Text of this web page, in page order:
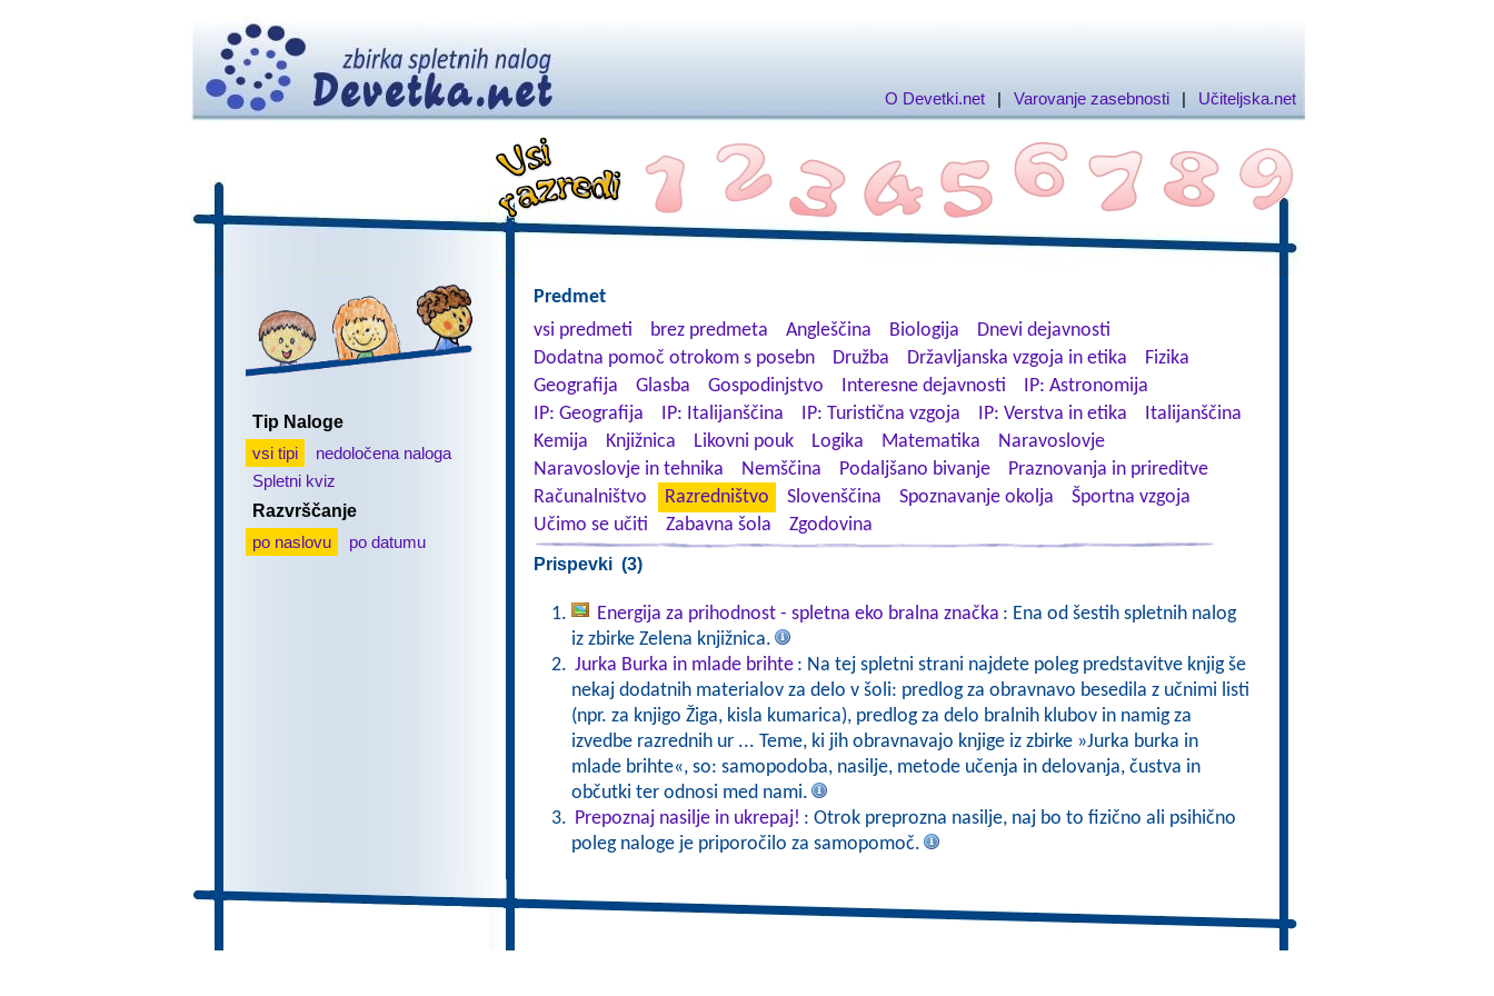
O Devetki.net | Varovanje zasebnosti | Učiteljska.net
Tip Naloge
vsi tipi
nedoločena naloga
Spletni kviz
Razvrščanje
po naslovu
po datumu
Predmet
vsi predmeti
brez predmeta Angleščina Biologija
Dnevi dejavnosti
Dodatna pomoč otrokom s posebn
Družba Državljanska vzgoja in etika
Fizika
Geografija
Glasba Gospodinjstvo Interesne dejavnosti
IP: Astronomija
IP: Geografija
IP: Italijanščina IP: Turistična vzgoja IP: Verstva in etika
Italijanščina
Kemija
Knjižnica Likovni pouk Logika Matematika
Naravoslovje
Naravoslovje in tehnika
Nemščina Podaljšano bivanje
Praznovanja in prireditve
Računalništvo
Razredništvo Slovenščina Spoznavanje okolja
Športna vzgoja
Učimo se učiti
Zabavna šola Zgodovina
Prispevki (3)
Energija za prihodnost - spletna eko bralna značka : Ena od šestih spletnih nalog
iz zbirke Zelena knjižnica.
Jurka Burka in mlade brihte : Na tej spletni strani najdete poleg predstavitve knjig še
nekaj dodatnih materialov za delo v šoli: predlog za obravnavo besedila z učnimi listi
(npr. za knjigo Žiga, kisla kumarica), predlog za delo bralnih klubov in namig za
izvedbe razrednih ur ... Teme, ki jih obravnavajo knjige iz zbirke »Jurka burka in
mlade brihte«, so: samopodoba, nasilje, metode učenja in delovanja, čustva in
občutki ter odnosi med nami.
Prepoznaj nasilje in ukrepaj! : Otrok preprozna nasilje, naj bo to fizično ali psihično
poleg naloge je priporočilo za samopomoč.